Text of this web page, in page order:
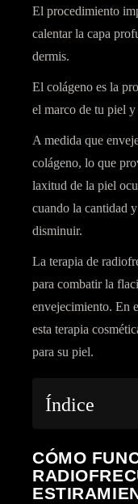
El procedimiento
calentar la capa
dermis.
El colágeno es la
el marco de tu piel
A medida que
colágeno, lo que
laxitud de la piel
cuando la cantidad
disminuir.
La terapia de
para combatir la
envejecimiento. En
esta terapia
para su piel.
Índice
CÓMO